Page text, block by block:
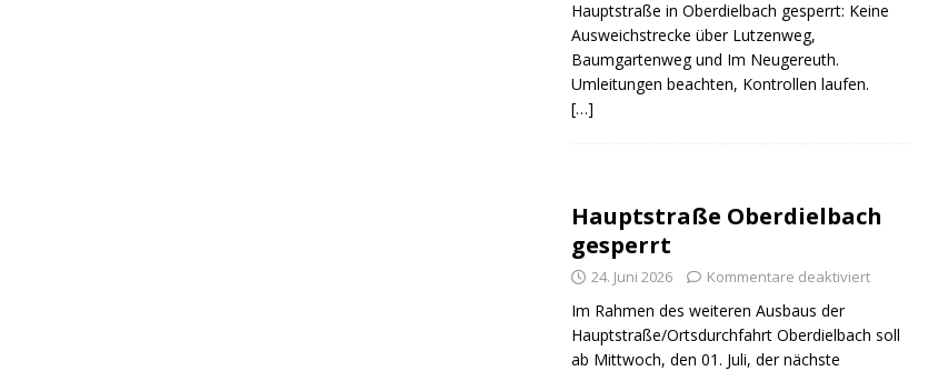
Hauptstraße in Oberdielbach gesperrt: Keine
Ausweichstrecke über Lutzenweg,
Baumgartenweg und Im Neugereuth.
Umleitungen beachten, Kontrollen laufen.
[…]
Hauptstraße Oberdielbach
gesperrt
24. Juni 2026 Kommentare deaktiviert
Im Rahmen des weiteren Ausbaus der
Hauptstraße/Ortsdurchfahrt Oberdielbach soll
ab Mittwoch, den 01. Juli, der nächste